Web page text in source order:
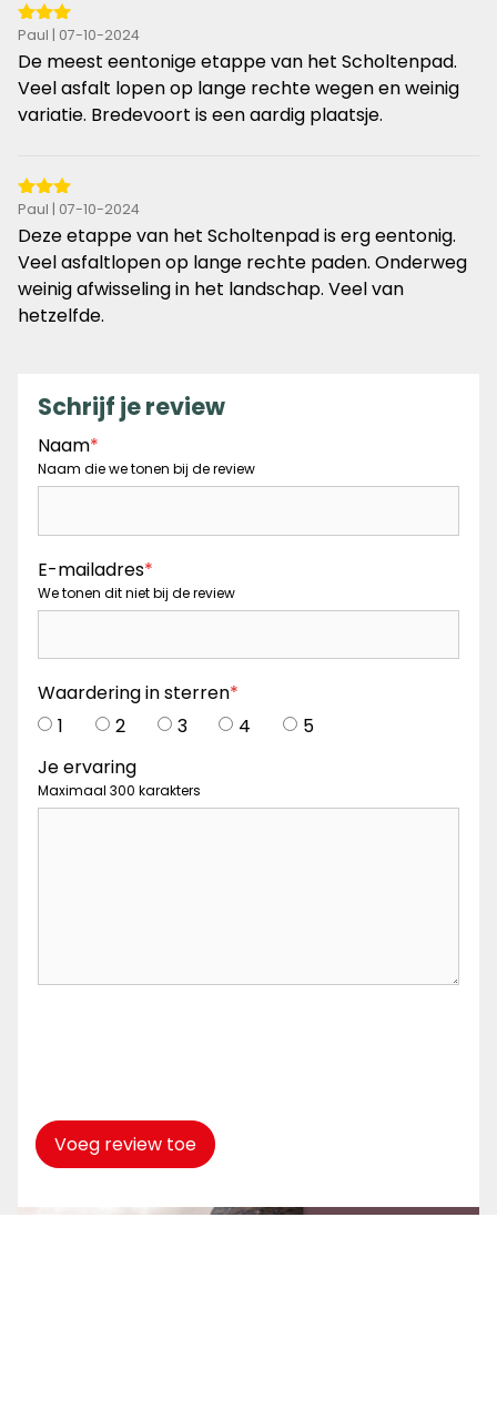
3
van
de
5
Paul | 07-10-2024
De meest eentonige etappe van het Scholtenpad.
Veel asfalt lopen op lange rechte wegen en weinig
variatie. Bredevoort is een aardig plaatsje.
3
van
de
5
sterren
Paul | 07-10-2024
Deze etappe van het Scholtenpad is erg eentonig.
Veel asfaltlopen op lange rechte paden. Onderweg
weinig afwisseling in het landschap. Veel van
hetzelfde.
Schrijf je review
Naam*
Naam die we tonen bij de review
E-mailadres*
We tonen dit niet bij de review
Waardering in sterren*
1
2 3 4
5
Je ervaring
Maximaal 300 karakters
Voeg review toe